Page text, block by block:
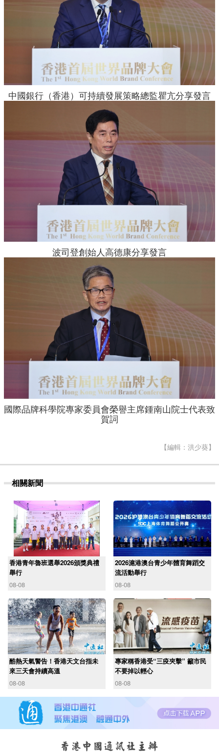
中國銀行（香港）可持續發展策略總監瞿亢分享發言
波司登創始人高德康分享發言
國際品牌科學院專家委員會榮譽主席鍾南山院士代表致
賀詞
【編輯：洪少葵】
相關新聞
香港青年魯班選舉2026頒獎典禮
舉行
08-08
2026滬港澳台青少年體育舞蹈交
流活動舉行
08-08
酷熱天氣警告！香港天文台指未
來三天會持續高溫
08-08
專家稱香港受“三疫夾擊” 籲市民
不要掉以輕心
08-08